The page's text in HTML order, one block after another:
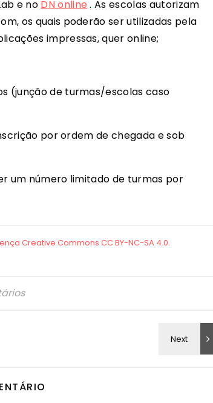
e no DN online . As escolas autorizam
os quais poderão ser utilizadas pela
impressas, quer online;
(junção de turmas/escolas caso
por ordem de chegada e sob
um número limitado de turmas por